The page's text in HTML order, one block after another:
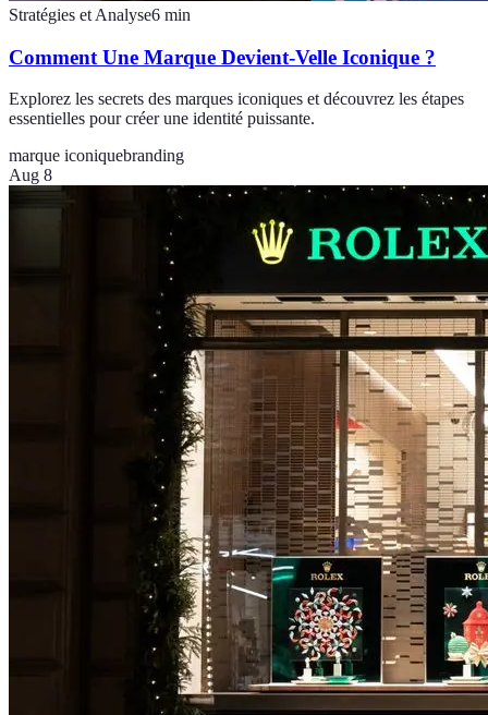
Stratégies et Analyse6 min
Comment Une Marque Devient-Velle Iconique ?
Explorez les secrets des marques iconiques et découvrez les étapes
essentielles pour créer une identité puissante.
marque iconiquebranding
Aug 8